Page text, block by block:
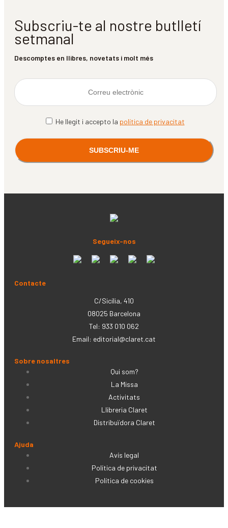
Subscriu-te al nostre butlletí
setmanal
Descomptes en llibres, novetats i molt més
He llegit i accepto la política de privacitat
Segueix-nos
Contacte
C/Sicília, 410
08025 Barcelona
Tel: 933 010 062
Email: editorial@claret.cat
Sobre nosaltres
Qui som?
La Missa
Activitats
Llibreria Claret
Distribuïdora Claret
Ajuda
Avís legal
Política de privacitat
Política de cookies